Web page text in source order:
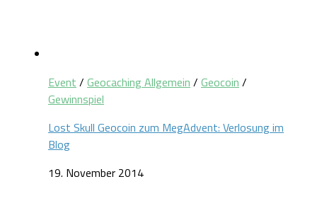
Event / Geocaching Allgemein / Geocoin /
Gewinnspiel
Lost Skull Geocoin zum MegAdvent: Verlosung im
Blog
19. November 2014